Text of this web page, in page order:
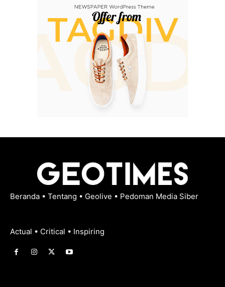
Beranda • Tentang • Geolive • Pedoman Media Siber
Actual • Critical • Inspiring